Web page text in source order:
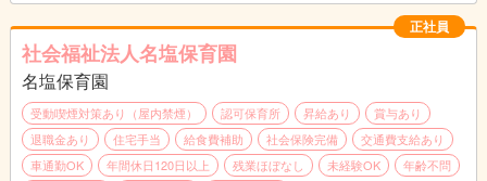
正社員
社会福祉法人名塩保育園
名塩保育園
受動喫煙対策あり（屋内禁煙） 認可保育所 昇給あり
賞与あり
退職金あり
住宅手当 給食費補助 社会保険完備
交通費支給あり
車通勤OK
年間休日120日以上 残業ほぼなし 未経験OK
年齢不問